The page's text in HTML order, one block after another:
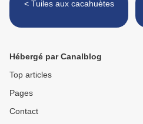
< Tuiles aux cacahuètes
Hébergé par Canalblog
Top articles
Pages
Contact